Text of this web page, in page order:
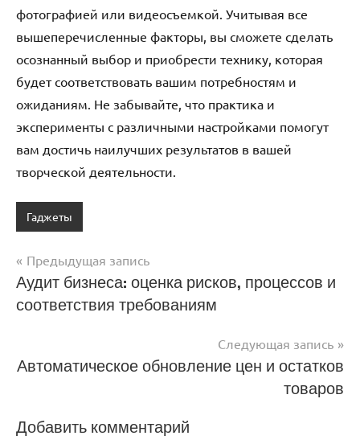
фотографией или видеосъемкой. Учитывая все
вышеперечисленные факторы, вы сможете сделать
осознанный выбор и приобрести технику, которая
будет соответствовать вашим потребностям и
ожиданиям. Не забывайте, что практика и
эксперименты с различными настройками помогут
вам достичь наилучших результатов в вашей
творческой деятельности.
Гаджеты
Навигация
по
Предыдущая запись
Аудит бизнеса: оценка рисков, процессов и
соответствия требованиям
Следующая запись
Автоматическое обновление цен и остатков
товаров
Добавить комментарий